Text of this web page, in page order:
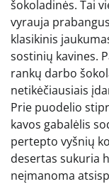
šokoladinės. Tai
vyrauja
klasikinis
sostinių kavines.
rankų darbo
netikėčiausiais
Prie puodelio
kavos gabalėlis
pertepto vyšnių
desertas sukuria
neįmanoma